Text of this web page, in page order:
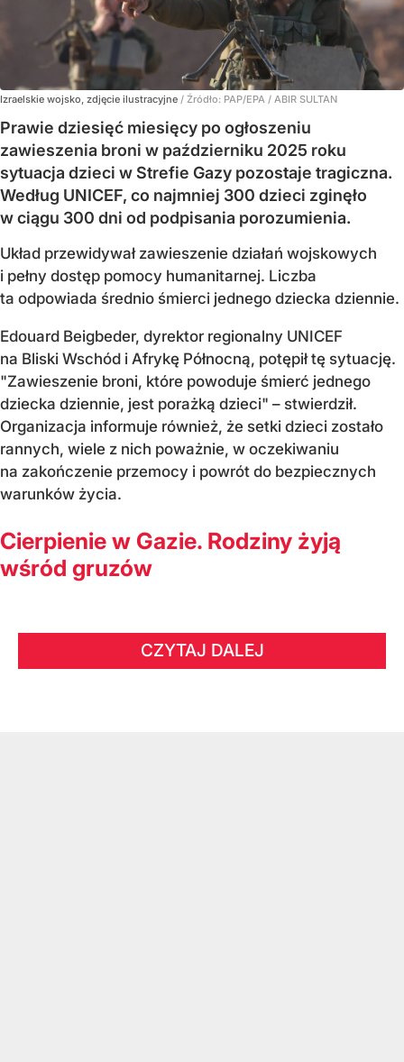
Izraelskie wojsko, zdjęcie ilustracyjne / Źródło: PAP/EPA / ABIR SULTAN
Prawie dziesięć miesięcy po ogłoszeniu
zawieszenia broni w październiku 2025 roku
sytuacja dzieci w Strefie Gazy pozostaje tragiczna.
Według UNICEF, co najmniej 300 dzieci zginęło
w ciągu 300 dni od podpisania porozumienia.
Układ przewidywał zawieszenie działań wojskowych
i pełny dostęp pomocy humanitarnej. Liczba
ta odpowiada średnio śmierci jednego dziecka dziennie.
Edouard Beigbeder, dyrektor regionalny UNICEF
na Bliski Wschód i Afrykę Północną, potępił tę sytuację.
"Zawieszenie broni, które powoduje śmierć jednego
dziecka dziennie, jest porażką dzieci" – stwierdził.
Organizacja informuje również, że setki dzieci zostało
rannych, wiele z nich poważnie, w oczekiwaniu
na zakończenie przemocy i powrót do bezpiecznych
warunków życia.
Cierpienie w Gazie. Rodziny żyją
wśród gruzów
CZYTAJ DALEJ